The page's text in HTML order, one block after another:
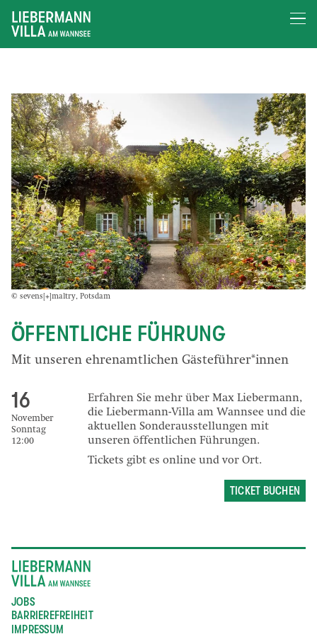
© sevens[+]maltry, Potsdam
ÖFFENTLICHE FÜHRUNG
Mit unseren ehrenamtlichen Gästeführer*innen
Erfahren Sie mehr über Max Liebermann,
die Liebermann-Villa am Wannsee und die
aktuellen Sonderausstellungen mit
unseren öffentlichen Führungen.
Tickets gibt es online und vor Ort.
16
November
Sonntag
12:00
TICKET BUCHEN
JOBS
BARRIEREFREIHEIT
IMPRESSUM